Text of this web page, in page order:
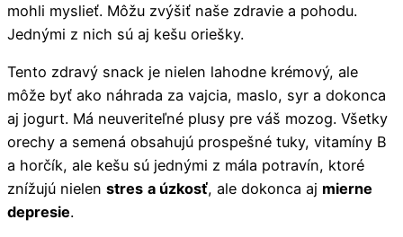
mohli myslieť. Môžu zvýšiť naše zdravie a pohodu.
Jednými z nich sú aj kešu oriešky.
Tento zdravý snack je nielen lahodne krémový, ale
môže byť ako náhrada za vajcia, maslo, syr a dokonca
aj jogurt. Má neuveriteľné plusy pre váš mozog. Všetky
orechy a semená obsahujú prospešné tuky, vitamíny B
a horčík, ale kešu sú jednými z mála potravín, ktoré
znížujú nielen stres a úzkosť, ale dokonca aj mierne
depresie.